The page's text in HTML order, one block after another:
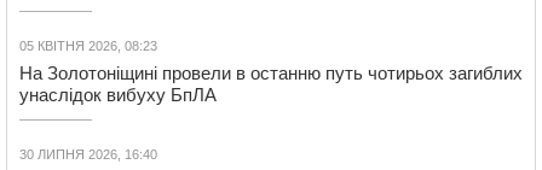
05 КВІТНЯ 2026, 08:23
На Золотоніщині провели в останню путь чотирьох загиблих
унаслідок вибуху БпЛА
30 ЛИПНЯ 2026, 16:40